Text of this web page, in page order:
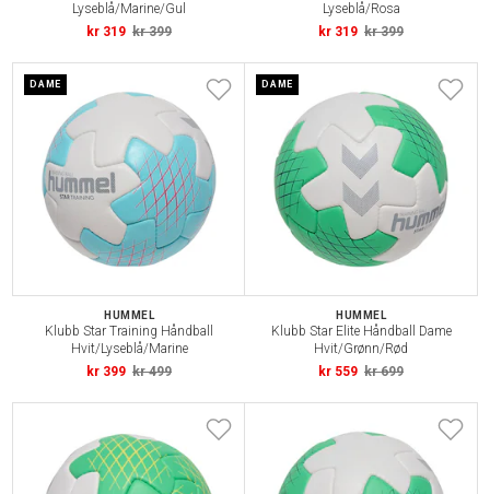
Lyseblå/Marine/Gul
kr 319 kr 399
Lyseblå/Rosa
kr 319 kr 399
DAME
HUMMEL
Klubb Star Training Håndball
Hvit/Lyseblå/Marine
kr 399 kr 499
DAME
HUMMEL
Klubb Star Elite Håndball Dame
Hvit/Grønn/Rød
kr 559 kr 699